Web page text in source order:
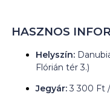
HASZNOS
Helyszín:
Flórián tér 3.)
Jegyár:3 300 Ft